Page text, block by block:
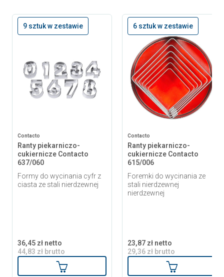
9 sztuk w zestawie
Contacto
Ranty piekarniczo-
cukiernicze Contacto
637/060
Formy do wycinania cyfr z
ciasta ze stali nierdzewnej
36,45 zł netto
44,83 zł brutto
Dodaj do koszyka
6 sztuk w zestawie
Contacto
Ranty piekarniczo-
cukiernicze Contacto
615/006
Foremki do wycinania ze
stali nierdzewnej
nierdzewnej
23,87 zł netto
29,36 zł brutto
Dodaj do